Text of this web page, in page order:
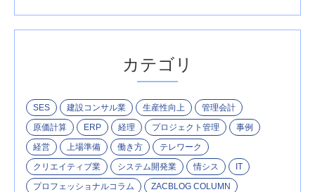
カテゴリ
SES 建設コンサル業 生産性向上
管理会計
原価計算
ERP 経理 プロジェクト管理
事例
経営
上場準備 働き方
テレワーク
クリエイティブ業
システム開発業 情シス
IT
プロフェッショナルコラム
ZACBLOG COLUMN